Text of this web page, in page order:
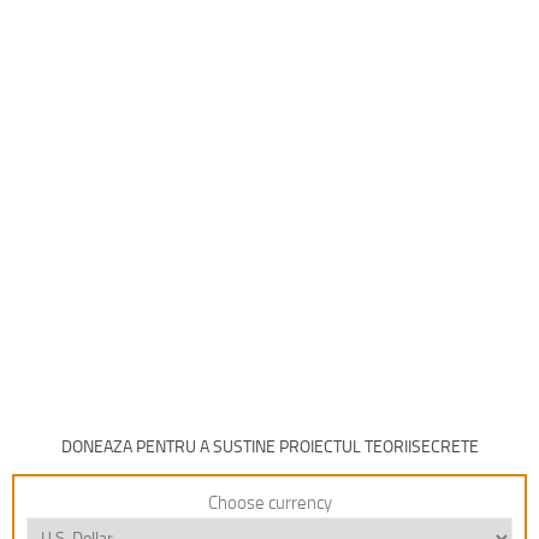
DONEAZA PENTRU A SUSTINE PROIECTUL TEORIISECRETE
Choose currency